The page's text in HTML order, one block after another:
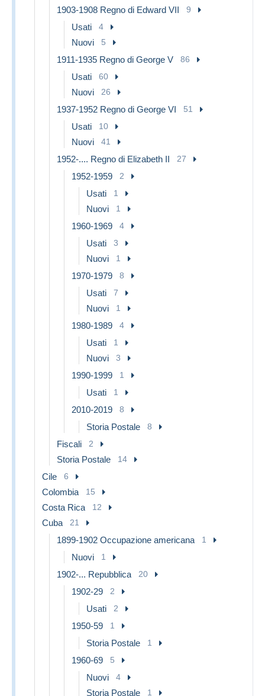
1903-1908 Regno di Edward VII 9
Usati 4
Nuovi 5
1911-1935 Regno di George V 86
Usati 60
Nuovi 26
1937-1952 Regno di George VI 51
Usati 10
Nuovi 41
1952-.... Regno di Elizabeth II 27
1952-1959 2
Usati 1
Nuovi 1
1960-1969 4
Usati 3
Nuovi 1
1970-1979 8
Usati 7
Nuovi 1
1980-1989 4
Usati 1
Nuovi 3
1990-1999 1
Usati 1
2010-2019 8
Storia Postale 8
Fiscali 2
Storia Postale 14
Cile 6
Colombia 15
Costa Rica 12
Cuba 21
1899-1902 Occupazione americana 1
Nuovi 1
1902-... Repubblica 20
1902-29 2
Usati 2
1950-59 1
Storia Postale 1
1960-69 5
Nuovi 4
Storia Postale 1